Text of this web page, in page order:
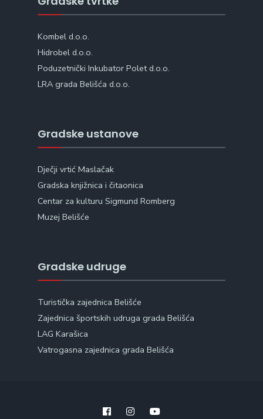
Kombel d.o.o.
Hidrobel d.o.o.
Poduzetnički Inkubator Polet d.o.o.
LRA grada Belišća d.o.o.
Gradske ustanove
Dječji vrtić Maslačak
Gradska knjižnica i čitaonica
Centar za kulturu Sigmund Romberg
Muzej Belišće
Gradske udruge
Turistička zajednica Belišće
Zajednica športskih udruga grada Belišća
LAG Karašica
Vatrogasna zajednica grada Belišća